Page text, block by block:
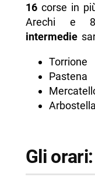
16corse in
Arechi e
intermedie
Torrione
Pastena
Arbostella
Gli